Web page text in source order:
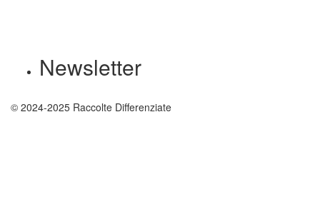
Newsletter
© 2024-2025 Raccolte Differenziate